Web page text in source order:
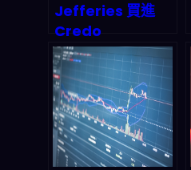
Jefferies 買進
Credo
Technology（C
RDO）目標價 175
美元：AI 日內交易
平台背後，2026
產業鏈到底在押什
麼？